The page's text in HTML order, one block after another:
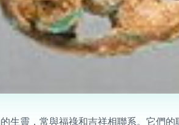
生靈，常與福祿和吉祥相聯系。它們